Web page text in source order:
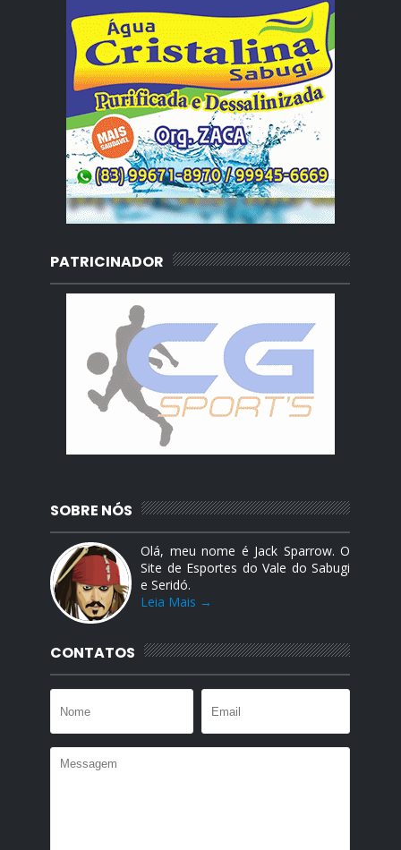
PATRICINADOR
SOBRE NÓS
Olá, meu nome é Jack Sparrow. O
Site de Esportes do Vale do Sabugi
e Seridó.
Leia Mais →
CONTATOS